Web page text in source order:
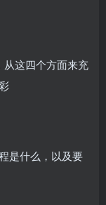
这四个方面来充
是什么，以及要